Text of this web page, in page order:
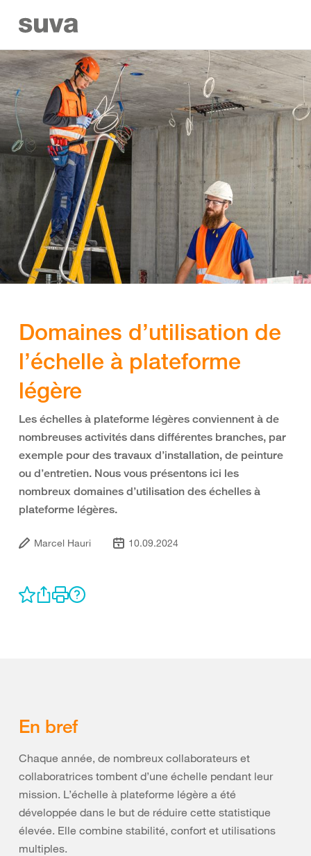
Domaines d’utilisation de
l’échelle à plateforme
légère
Les échelles à plateforme légères conviennent à de
nombreuses activités dans différentes branches, par
exemple pour des travaux d’installation, de peinture
ou d’entretien. Nous vous présentons ici les
nombreux domaines d’utilisation des échelles à
plateforme légères.
Marcel Hauri 10.09.2024
En bref
Chaque année, de nombreux collaborateurs et
collaboratrices tombent d’une échelle pendant leur
mission. L’échelle à plateforme légère a été
développée dans le but de réduire cette statistique
élevée. Elle combine stabilité, confort et utilisations
multiples.